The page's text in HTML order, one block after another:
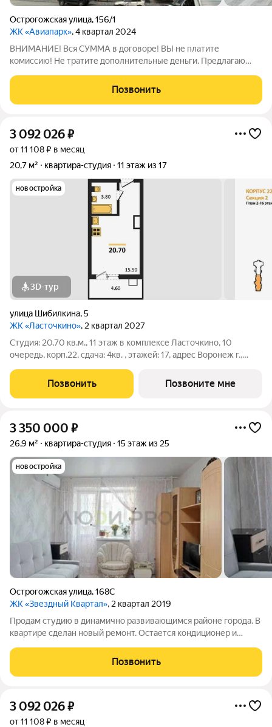
Острогожская улица,156/1
ЖК «Авиапарк», 4 квартал 2024
ВНИМАНИЕ! Вся СУММА в договоре! ВЫ не платите
комиссию! Не тратите дополнительные деньги. Предлагаю
Возможна ОТДЕЛКА под ключ. В квартире выполнена базовая
отделка : Входная металлическая
Позвонить
3 092 026₽
от 11 108 ₽ в месяц
20,7 м²
квартира-студия 11 этаж из 17
новостройка
3D-тур
улица Шибилкина,5
ЖК «Ласточкино», 2 квартал 2027
Студия: 20,70 кв.м., 11 этаж в комплексе Ласточкино, 10
очередь, корп.22, сдача: 4кв. , этажей: 17, адрес Воронеж г.,
Позвонить Позвоните мне
3 350 000 ₽
26,9 м² квартира-студия 15 этаж из 25
новостройка
Острогожская улица,168С
ЖК «Звездный Квартал», 2 квартал 2019
Продам студию в динамично развивающимся районе города. В
квартире сделан новый ремонт. Остается кондиционер и
новая металлическая входная дверь. Из окна открывается
шикарный вид на лес. Ждем на
Позвонить
3 092 026₽
от 11 108 ₽ в месяц